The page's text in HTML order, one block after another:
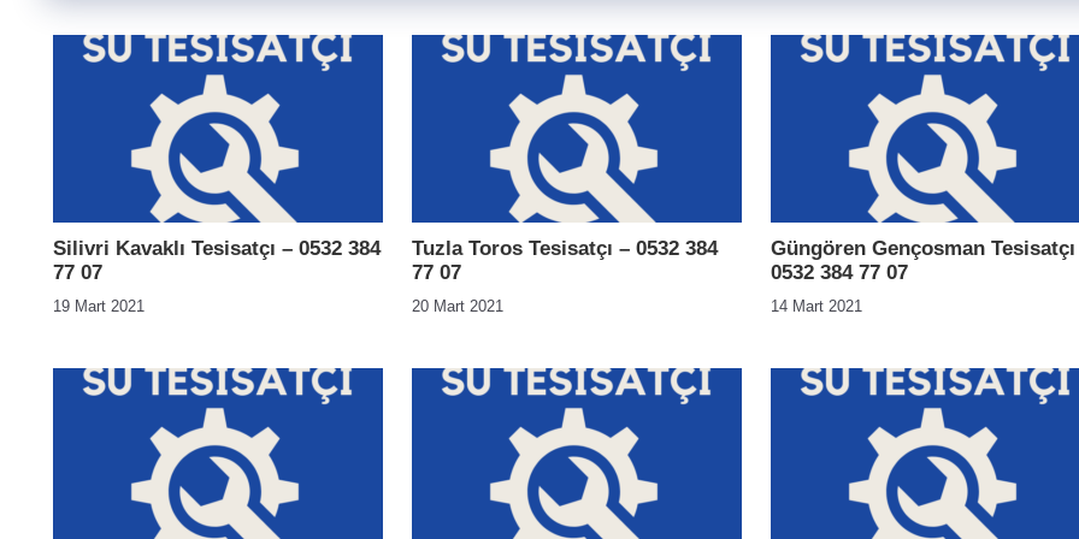
Silivri Kavaklı Tesisatçı – 0532 384
77 07
19 Mart 2021
Tuzla Toros Tesisatçı – 0532 384
77 07
20 Mart 2021
Güngören Gençosman Tesisatçı
0532 384 77 07
14 Mart 2021